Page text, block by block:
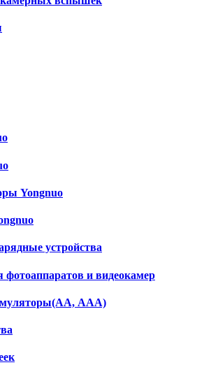
Yongnuo
устройства
и видеокамер
ААА)